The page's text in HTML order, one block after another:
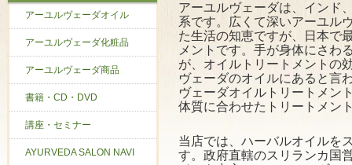
アーユルヴェーダオイル
アーユルヴェーダ化粧品
アーユルヴェーダ商品
書籍・CD・DVD
講座・セミナー
AYURVEDA SALON NAVI
アーユルヴェーダは、インド
系です。広くて深いアーユル
た生活の知恵ですが、日本で
メントです。手が身体にさわ
が、オイルトリートメントの
ヴェーダのオイルにあると言
ヴェーダオイルトリートメン
体質に合わせたトリートメン
当店では、ハーバルオイルを
す。政府直轄のスリランカ国